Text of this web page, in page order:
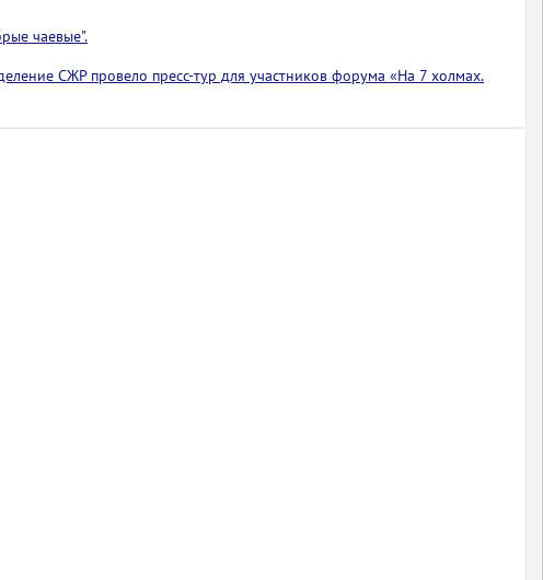
чаевые".
СЖР провело пресс-тур для участников форума «На 7 холмах.